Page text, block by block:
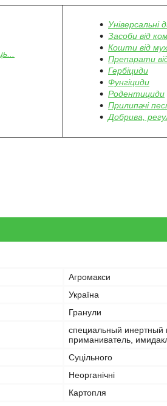
Універсальні
Засоби від
Кошти від мух
Препарати
Гербіциди
Фунгіциди
Родентициди
Прилипачі
Добрива,
Агромакси
Україна
Гранули
специальный инертный
приманиватель,
Суцільного
Неорганічні
Картопля